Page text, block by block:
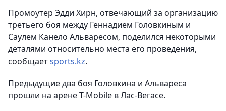
Промоутер Эдди Хирн, отвечающий за организацию
третьего боя между Геннадием Головкиным и
Саулем Канело Альваресом, поделился некоторыми
деталями относительно места его проведения,
сообщаетsports.kz.
Предыдущие два боя Головкина и Альвареса
прошли на арене T-Mobile в Лас-Вегасе.